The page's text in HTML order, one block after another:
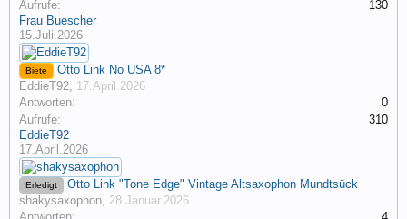
Aufrufe:
130
Frau Buescher
15.Juli.2026
Biete
Otto Link No USA 8*
EddieT92, 17.April.2026
Antworten:
0
Aufrufe:
310
EddieT92
17.April.2026
Erledigt
Otto Link "Tone Edge" Vintage Altsaxophon Mundtsück
shakysaxophon, 28.Januar.2026